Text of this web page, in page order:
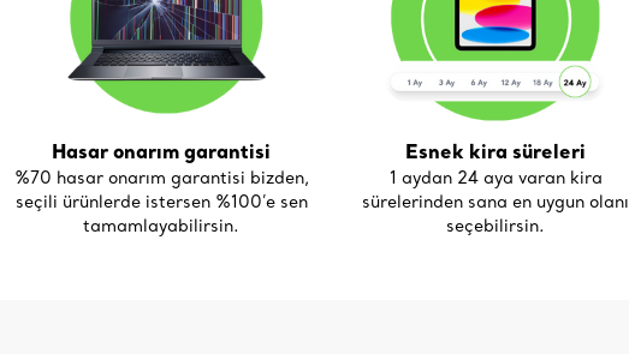
Hasar onarım garantisi
%70 hasar onarım garantisi bizden,
seçili ürünlerde istersen %100’e sen
tamamlayabilirsin.
Esnek kira süreleri
1 aydan 24 aya varan kira
sürelerinden sana en uygun olanı
seçebilirsin.